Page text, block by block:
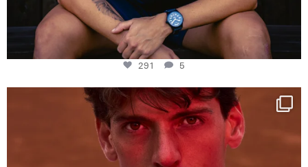
291 5
One last dance at home
This week at...
321
9